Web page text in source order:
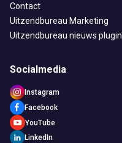
Contact
Uitzendbureau Marketing
Uitzendbureau nieuws plugin
Socialmedia
Instagram
Facebook
YouTube
LinkedIn